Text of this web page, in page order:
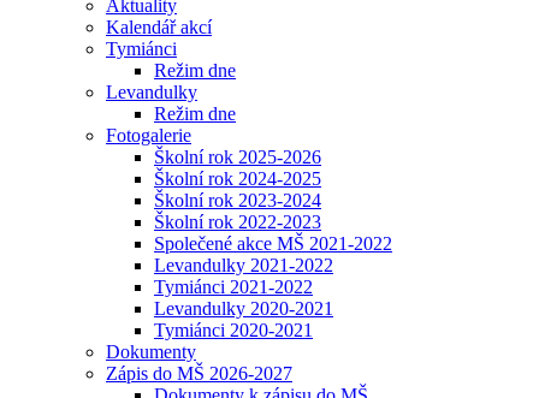
Aktuality
Kalendář akcí
Tymiánci
Režim dne
Levandulky
Režim dne
Fotogalerie
Školní rok 2025-2026
Školní rok 2024-2025
Školní rok 2023-2024
Školní rok 2022-2023
Společené akce MŠ 2021-2022
Levandulky 2021-2022
Tymiánci 2021-2022
Levandulky 2020-2021
Tymiánci 2020-2021
Dokumenty
Zápis do MŠ 2026-2027